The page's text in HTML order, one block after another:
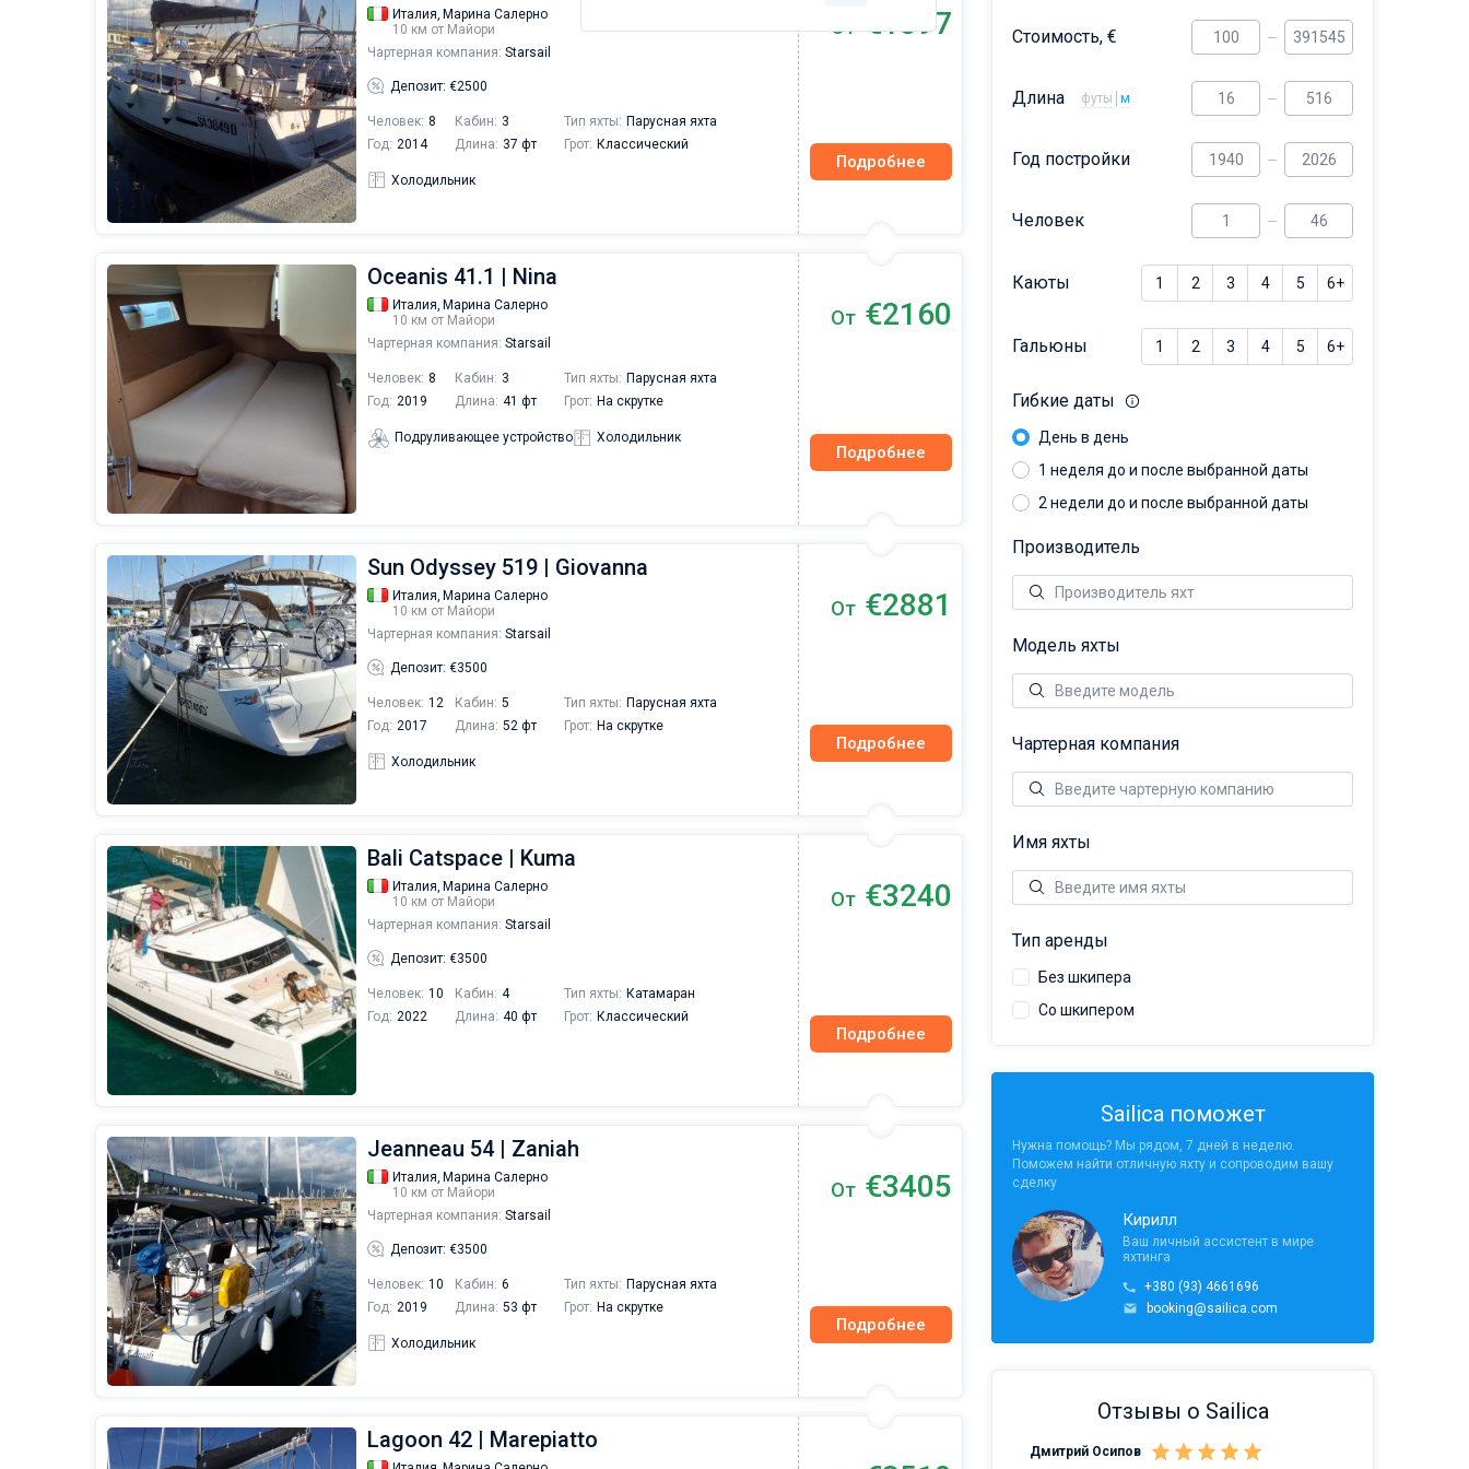
Италия, Марина Салерно
10 км от Майори
Чартерная компания: Starsail
Депозит: €2500
Человек: 8 Кабин: 3 Тип яхты: Парусная яхта
Год: 2014 Длина: 37 фт Грот: Классический
Холодильник
От €1397
Подробнее
Oceanis 41.1 | Nina
Италия, Марина Салерно
10 км от Майори
Чартерная компания: Starsail
Человек: 8 Кабин: 3 Тип яхты: Парусная яхта
Год: 2019 Длина: 41 фт Грот: На скрутке
Подруливающее устройство Холодильник
От €2160
Подробнее
Sun Odyssey 519 | Giovanna
Италия, Марина Салерно
10 км от Майори
Чартерная компания: Starsail
Депозит: €3500
Человек: 12 Кабин: 5 Тип яхты: Парусная яхта
Год: 2017 Длина: 52 фт Грот: На скрутке
Холодильник
От €2881
Подробнее
Bali Catspace | Kuma
Италия, Марина Салерно
10 км от Майори
Чартерная компания: Starsail
Депозит: €3500
Человек: 10 Кабин: 4 Тип яхты: Катамаран
Год: 2022 Длина: 40 фт Грот: Классический
От €3240
Подробнее
Jeanneau 54 | Zaniah
Италия, Марина Салерно
10 км от Майори
Чартерная компания: Starsail
Депозит: €3500
Человек: 10 Кабин: 6 Тип яхты: Парусная яхта
Год: 2019 Длина: 53 фт Грот: На скрутке
Холодильник
От €3405
Подробнее
Lagoon 42 | Marepiatto
Стоимость, €
Длина футы м
Год постройки
Человек
Каюты 1 2 3 4 5 6+
Гальюны 1 2 3 4 5 6+
Гибкие даты
День в день
1 неделя до и после выбранной даты
2 недели до и после выбранной даты
Производитель
Модель яхты
Чартерная компания
Имя яхты
Тип аренды
Без шкипера
Со шкипером
Sailica поможет
Нужна помощь? Мы рядом, 7 дней в неделю.
Поможем найти отличную яхту и сопроводим вашу
сделку
Кирилл
Ваш личный ассистент в мире
яхтинга
+380 (93) 4661696
booking@sailica.com
Отзывы о Sailica
Дмитрий Осипов